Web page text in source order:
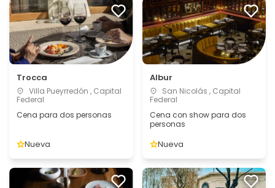
Trocca
Villa Pueyrredón , Capital
Federal
Cena para dos personas
Nueva
Albur
San Nicolás , Capital
Federal
Cena con show para dos
personas
Nueva